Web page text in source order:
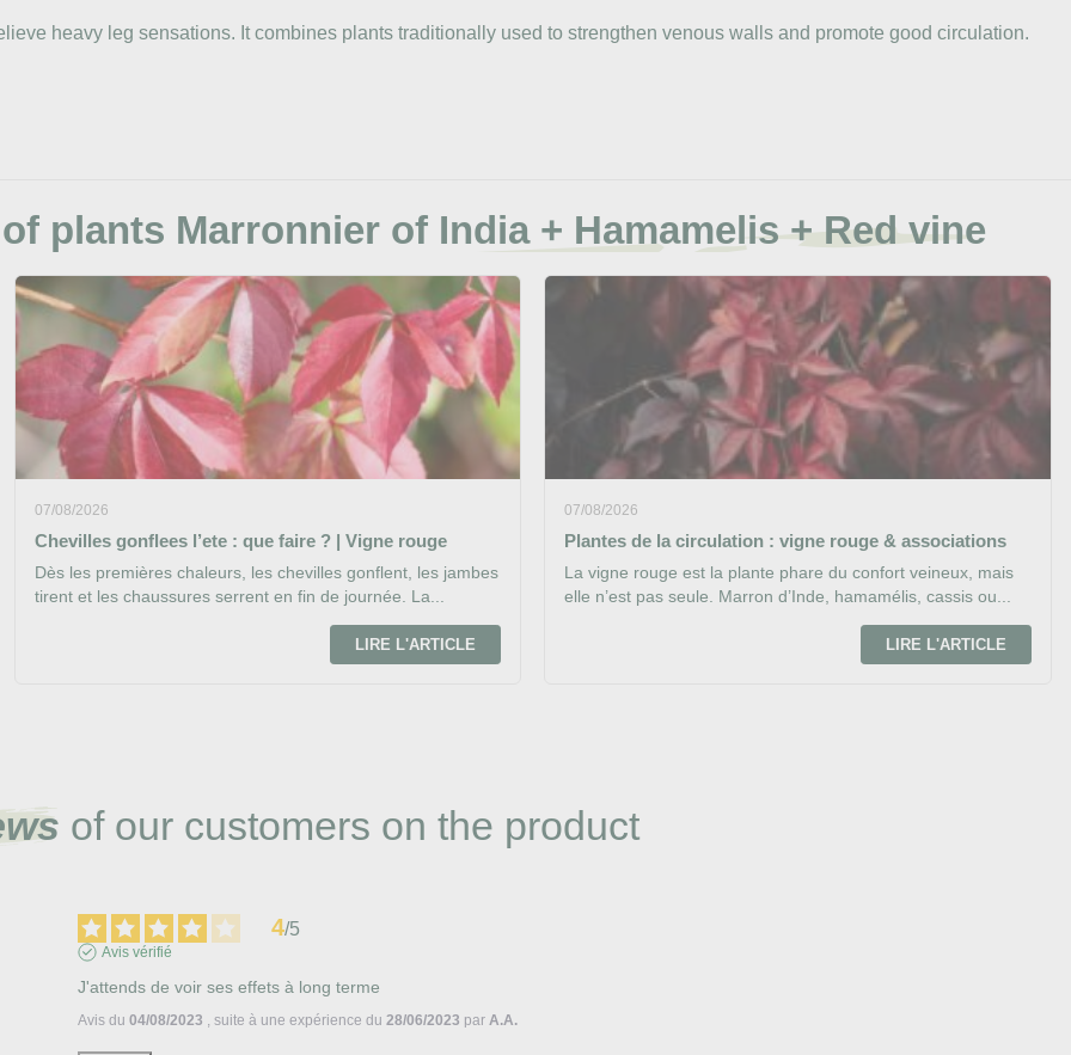
heavy leg sensations. It combines plants traditionally used to strengthen venous walls and promote good circulation.
plants Marronnier of India + Hamamelis + Red vine
07/08/2026
Chevilles gonflees l’ete : que faire ? | Vigne rouge
Dès les premières chaleurs, les chevilles gonflent, les jambes
tirent et les chaussures serrent en fin de journée. La...
LIRE L'ARTICLE
07/08/2026
Plantes de la circulation : vigne rouge & associations
La vigne rouge est la plante phare du confort veineux, mais
elle n’est pas seule. Marron d’Inde, hamamélis, cassis ou...
LIRE L'ARTICLE
of our customers on the product
4/5
Avis vérifié
J'attends de voir ses effets à long terme
Avis du 04/08/2023 , suite à une expérience du 28/06/2023 par A.A.